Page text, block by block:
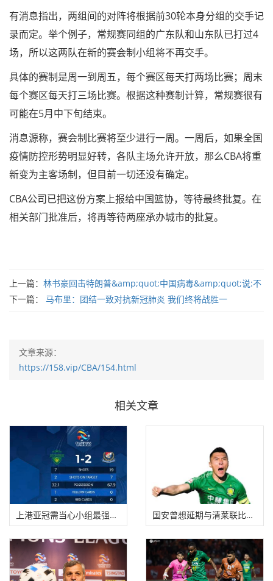
有消息指出，两组间的对阵将根据前30轮本身分组的交手记
录而定。举个例子，常规赛同组的广东队和山东队已打过4
场，所以这两队在新的赛会制小组将不再交手。
具体的赛制是周一到周五，每个赛区每天打两场比赛；周末
每个赛区每天打三场比赛。根据这种赛制计算，常规赛很有
可能在5月中下旬结束。
消息源称，赛会制比赛将至少进行一周。一周后，如果全国
疫情防控形势明显好转，各队主场允许开放，那么CBA将重
新变为主客场制，但目前一切还没有确定。
CBA公司已把这份方案上报给中国篮协，等待最终批复。在
相关部门批准后，将再等待两座承办城市的批复。
上一篇： 林书豪回击特朗普&amp;quot;中国病毒&amp;quot;说:不
下一篇：
马布里：团结一致对抗新冠肺炎 我们终将战胜一
文章来源：
https://158.vip/CBA/154.html
相关文章
上港亚冠需当心小组最强对手 J联赛冠军客场完胜 国安曾想延期与清莱联比赛 于大宝李磊能否出场